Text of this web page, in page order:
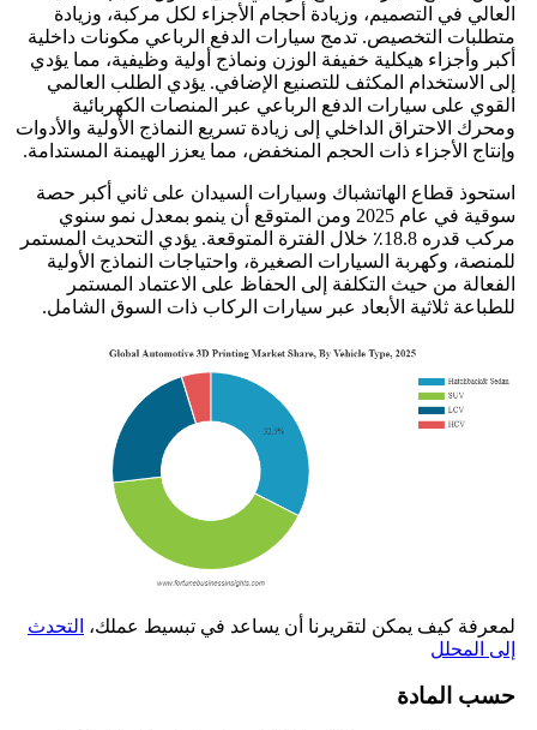
العالي في التصميم، وزيادة أحجام الأجزاء لكل مركبة، وزيادة
متطلبات التخصيص. تدمج سيارات الدفع الرباعي مكونات داخلية
أكبر وأجزاء هيكلية خفيفة الوزن ونماذج أولية وظيفية، مما يؤدي
إلى الاستخدام المكثف للتصنيع الإضافي. يؤدي الطلب العالمي
القوي على سيارات الدفع الرباعي عبر المنصات الكهربائية
ومحرك الاحتراق الداخلي إلى زيادة تسريع النماذج الأولية والأدوات
وإنتاج الأجزاء ذات الحجم المنخفض، مما يعزز الهيمنة المستدامة.
استحوذ قطاع الهاتشباك وسيارات السيدان على ثاني أكبر حصة
سوقية في عام 2025 ومن المتوقع أن ينمو بمعدل نمو سنوي
مركب قدره 18.8٪ خلال الفترة المتوقعة. يؤدي التحديث المستمر
للمنصة، وكهربة السيارات الصغيرة، واحتياجات النماذج الأولية
الفعالة من حيث التكلفة إلى الحفاظ على الاعتماد المستمر
للطباعة ثلاثية الأبعاد عبر سيارات الركاب ذات السوق الشامل.
لمعرفة كيف يمكن لتقريرنا أن يساعد في تبسيط عملك،التحدث
إلى المحلل
حسب المادة